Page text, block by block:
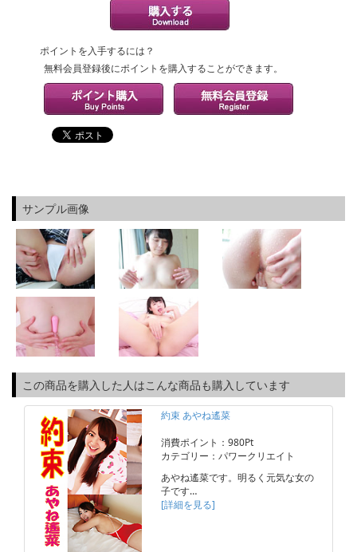
ポイントを入手するには？
無料会員登録後にポイントを購入することができます。
サンプル画像
この商品を購入した人はこんな商品も購入しています
約束 あやね遙菜
消費ポイント：980Pt
カテゴリー：パワークリエイト
あやね遙菜です。明るく元気な女の
子です…
[詳細を見る]